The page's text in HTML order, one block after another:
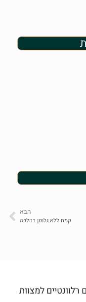
הבא
קמח ללא גלוטן בהלכה
רלוונטיים למצוות